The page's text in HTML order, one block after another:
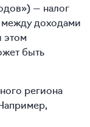
— налог
между доходами
этом
быть
региона
Например,